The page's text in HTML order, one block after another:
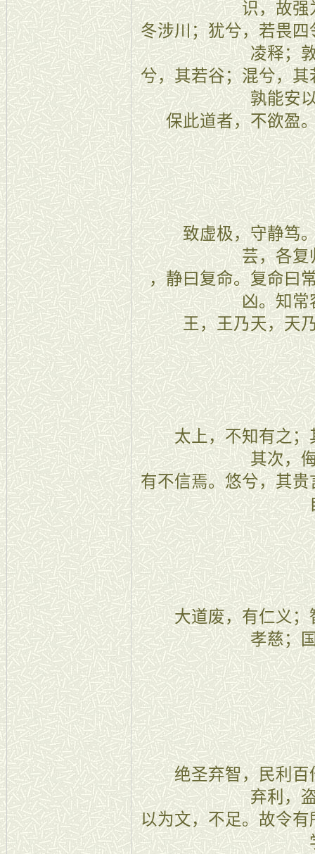
识，故强
冬涉川；犹兮，若畏
凌释；
兮，其若谷；混兮，
孰能安
保此道者，不欲盈
十六
致虚极，守静笃。
芸，各复
，静曰复命。复命曰
凶。知常
王，王乃天，天
十七
太上，不知有之；其
其次，
有不信焉。悠兮，其
十八
大道废，有仁义；智
孝慈；
十九
绝圣弃智，民利百倍
弃利，
以为文，不足。故令